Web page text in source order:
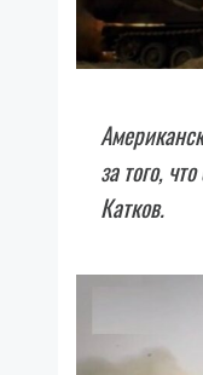
за того,
Катков.